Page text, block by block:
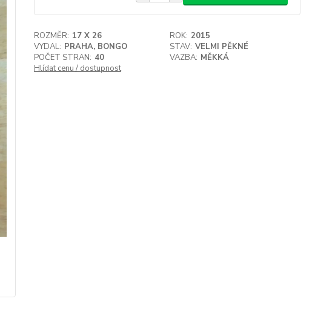
ROZMĚR: 17 X 26 ROK: 2015
VYDAL: PRAHA, BONGO STAV: VELMI PĚKNÉ
POČET STRAN: 40 VAZBA: MĚKKÁ
Hlídat cenu / dostupnost